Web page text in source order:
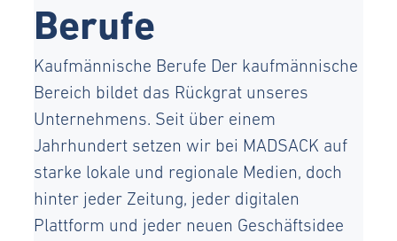
Berufe
Kaufmännische Berufe Der kaufmännische
Bereich bildet das Rückgrat unseres
Unternehmens. Seit über einem
Jahrhundert setzen wir bei MADSACK auf
starke lokale und regionale Medien, doch
hinter jeder Zeitung, jeder digitalen
Plattform und jeder neuen Geschäftsidee